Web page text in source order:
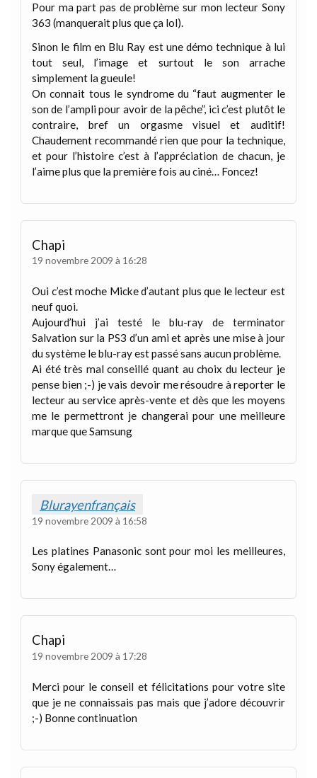
Pour ma part pas de problème sur mon lecteur Sony
363 (manquerait plus que ça lol).
Sinon le film en Blu Ray est une démo technique à lui
tout seul, l’image et surtout le son arrache
simplement la gueule!
On connait tous le syndrome du “faut augmenter le
son de l’ampli pour avoir de la pêche”, ici c’est plutôt le
contraire, bref un orgasme visuel et auditif!
Chaudement recommandé rien que pour la technique,
et pour l’histoire c’est à l’appréciation de chacun, je
l’aime plus que la première fois au ciné… Foncez!
Chapi
19 novembre 2009 à 16:28
Oui c’est moche Micke d’autant plus que le lecteur est
neuf quoi.
Aujourd’hui j’ai testé le blu-ray de terminator
Salvation sur la PS3 d’un ami et après une mise à jour
du système le blu-ray est passé sans aucun problème.
Ai été très mal conseillé quant au choix du lecteur je
pense bien ;-) je vais devoir me résoudre à reporter le
lecteur au service après-vente et dès que les moyens
me le permettront je changerai pour une meilleure
marque que Samsung
Blurayenfrançais
19 novembre 2009 à 16:58
Les platines Panasonic sont pour moi les meilleures,
Sony également…
Chapi
19 novembre 2009 à 17:28
Merci pour le conseil et félicitations pour votre site
que je ne connaissais pas mais que j’adore découvrir
;-) Bonne continuation